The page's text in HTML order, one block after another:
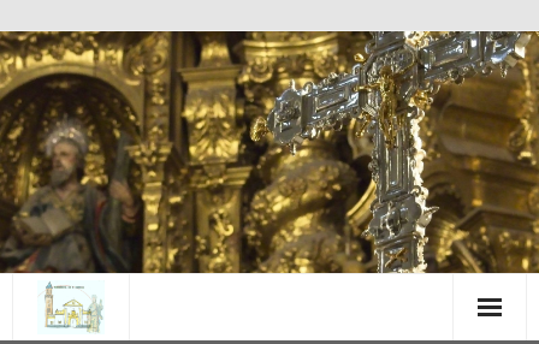
Saltar
al
contenido